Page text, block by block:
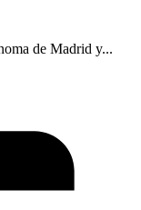
de Madrid y...